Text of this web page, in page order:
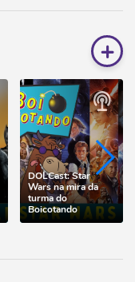
+
DOLCast: Star
Wars na mira da
turma do
Boicotando